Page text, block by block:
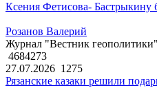
Ксения Фетисова- Бастрыкину
Розанов Валерий
Журнал "Вестник
4684273
27.07.2026 1275
Рязанские казаки решили